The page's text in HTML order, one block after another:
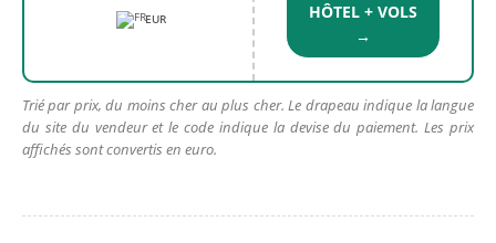
EUR
HÔTEL + VOLS
→
Trié par prix, du moins cher au plus cher. Le drapeau indique la langue
du site du vendeur et le code indique la devise du paiement. Les prix
affichés sont convertis en euro.